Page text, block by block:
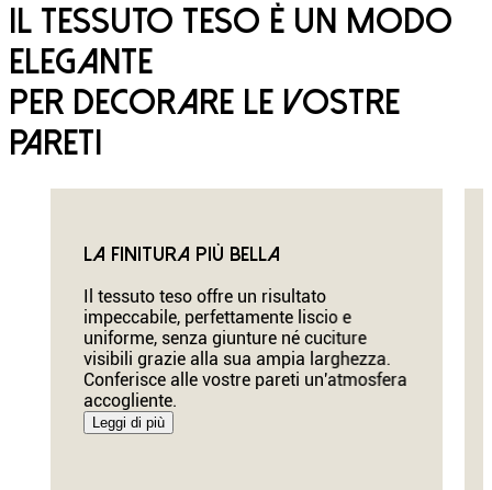
Il tessuto teso è un modo
elegante
per decorare le vostre
pareti
La finitura più bella
Il tessuto teso offre un risultato
impeccabile, perfettamente liscio e
uniforme, senza giunture né cuciture
visibili grazie alla sua ampia larghezza.
Conferisce alle vostre pareti un'atmosfera
accogliente.
Leggi di più